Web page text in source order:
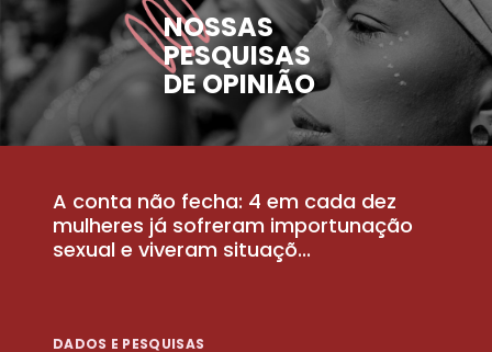
NOSSAS
PESQUISAS
DE OPINIÃO
A conta não fecha: 4 em cada dez
mulheres já sofreram importunação
sexual e viveram situaçõ...
DADOS E PESQUISAS